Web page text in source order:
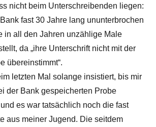
nicht beim Unterschreibenden liegen:
fast 30 Jahre lang ununterbrochen
in all den Jahren unzählige Male
da „ihre Unterschrift nicht mit der
übereinstimmt“.
letzten Mal solange insistiert, bis mir
der Bank gespeicherten Probe
es war tatsächlich noch die fast
aus meiner Jugend. Die seitdem